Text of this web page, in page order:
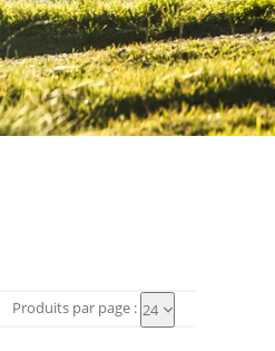
Produits par page : 24